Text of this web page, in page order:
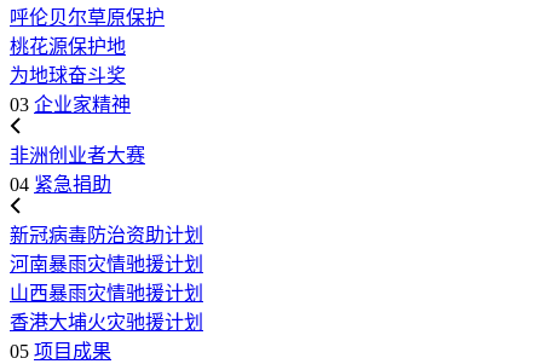
呼伦贝尔草原保护
桃花源保护地
为地球奋斗奖
03 企业家精神
非洲创业者大赛
04 紧急捐助
新冠病毒防治资助计划
河南暴雨灾情驰援计划
山西暴雨灾情驰援计划
香港大埔火灾驰援计划
05 项目成果